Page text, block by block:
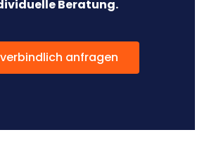
Beratung.
anfragen